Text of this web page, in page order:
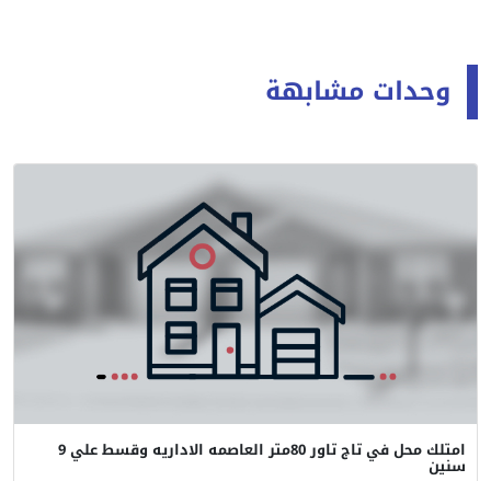
وحدات مشابهة
امتلك محل في تاج تاور 80متر العاصمه الاداريه وقسط علي 9
سنين